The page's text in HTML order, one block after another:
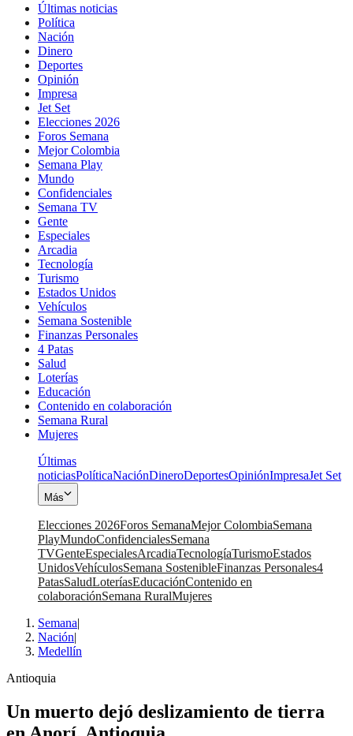
Últimas noticias
Política
Nación
Dinero
Deportes
Opinión
Impresa
Jet Set
Elecciones 2026
Foros Semana
Mejor Colombia
Semana Play
Mundo
Confidenciales
Semana TV
Gente
Especiales
Arcadia
Tecnología
Turismo
Estados Unidos
Vehículos
Semana Sostenible
Finanzas Personales
4 Patas
Salud
Loterías
Educación
Contenido en colaboración
Semana Rural
Mujeres
Últimas
noticiasPolíticaNaciónDineroDeportesOpiniónImpresaJet Set
Más
Elecciones 2026Foros SemanaMejor ColombiaSemana
PlayMundoConfidencialesSemana
TVGenteEspecialesArcadiaTecnologíaTurismoEstados
UnidosVehículosSemana SostenibleFinanzas Personales4
PatasSaludLoteríasEducaciónContenido en
colaboraciónSemana RuralMujeres
Semana|
Nación|
Medellín
Antioquia
Un muerto dejó deslizamiento de tierra